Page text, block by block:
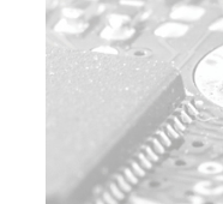
像元间距
响应波段
图像帧频
镜头视场角
(FOV)